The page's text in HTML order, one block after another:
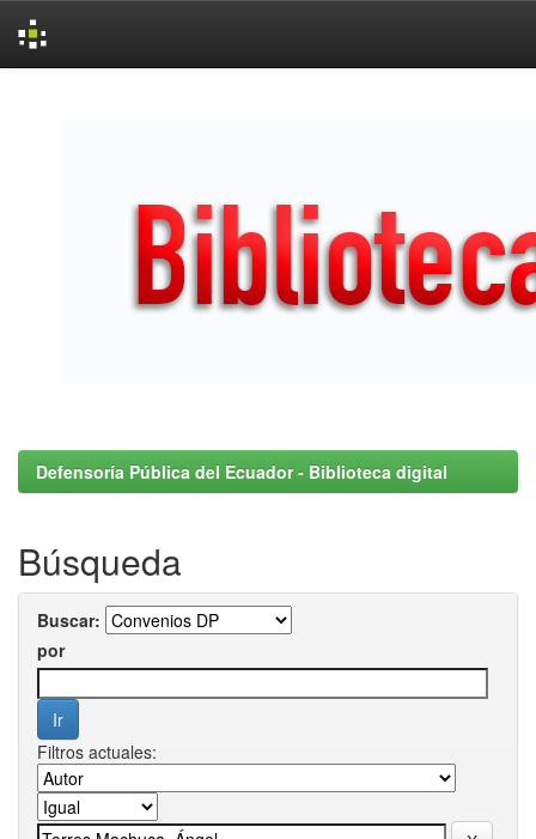
Defensoría Pública del Ecuador - Biblioteca digital
Búsqueda
Buscar:
por
Filtros actuales: